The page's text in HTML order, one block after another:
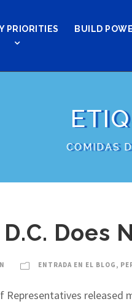
PRIORITIES BUILD
COMIDAS
Does
ENTRADA EN EL BLOG ,